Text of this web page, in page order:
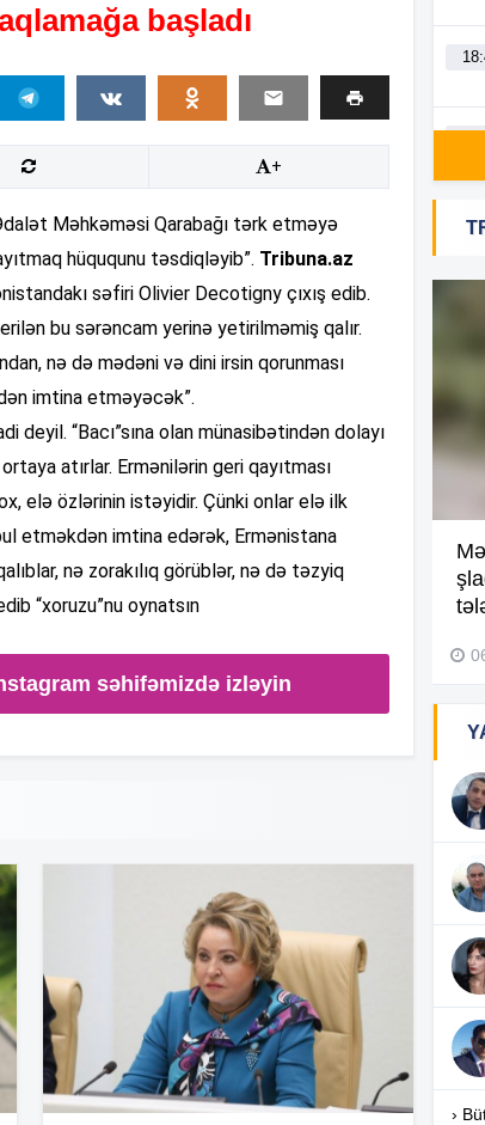
başladı
+
Məhkəməsi Qarabağı tərk etməyə
hüququnu təsdiqləyib”. Tribuna.az
səfiri Olivier Decotigny çıxış edib.
bu sərəncam yerinə yetirilməmiş qalır.
nə də mədəni və dini irsin qorunması
imtina etməyəcək”.
deyil. “Bacı”sına olan münasibətindən dolayı
atırlar. Ermənilərin geri qayıtması
elə özlərinin istəyidir. Çünki onlar elə ilk
etməkdən imtina edərək, Ermənistana
nə zorakılıq görüblər, nə də təzyiq
“xoruzu”nu oynatsın
səhifəmizdə izləyin
Kompleksdə faciə: 2 yaşlı
uşaq hovuzda boğuldu –
Video
29 İyul 2026, 16:21
›